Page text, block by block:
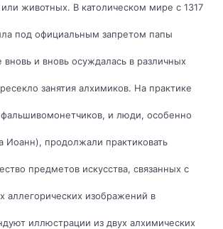
животных. В католическом мире с 1317
под официальным запретом папы
вновь и вновь осуждалась в различных
занятия алхимиков. На практике
фальшивомонетчиков, и люди, особенно
Иоанн), продолжали практиковать
предметов искусства, связанных с
аллегорических изображений в
иллюстрации из двух алхимических